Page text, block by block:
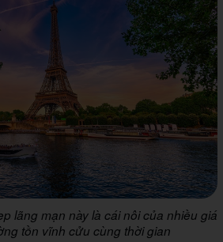
lãng mạn này là cái nôi của nhiều giá
tồn vĩnh cửu cùng thời gian